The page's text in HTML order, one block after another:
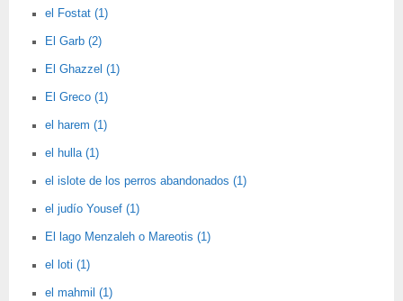
el Fostat (1)
El Garb (2)
El Ghazzel (1)
El Greco (1)
el harem (1)
el hulla (1)
el islote de los perros abandonados (1)
el judío Yousef (1)
El lago Menzaleh o Mareotis (1)
el loti (1)
el mahmil (1)